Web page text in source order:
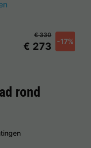
€ 273 -17%
€ 330
rond